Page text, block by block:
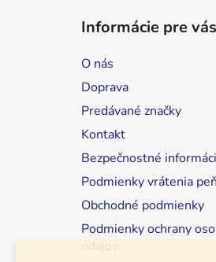
Informácie pre vás
O nás
Doprava
Predávané značky
Kontakt
Bezpečnostné
Podmienky vrátenia
Obchodné podmienky
Podmienky ochrany